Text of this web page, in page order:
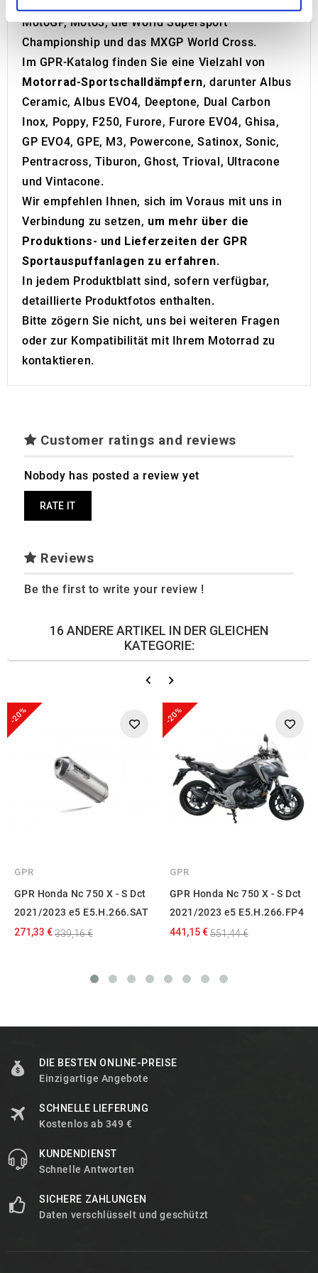
provide social media features and to analyse our traffic.
We also share information about your use of our site with
our social media, advertising and analytics partners who
may combine it with other information that you’ve
provided to them or that they’ve collected from your use
of their services.
MotoGP, Moto3, die World Supersport
Championship und das MXGP World Cross.
Im GPR-Katalog finden Sie eine Vielzahl von
Motorrad-Sportschalldämpfern, darunter Albus
Ceramic, Albus EVO4, Deeptone, Dual Carbon
Inox, Poppy, F250, Furore, Furore EVO4, Ghisa,
GP EVO4, GPE, M3, Powercone, Satinox, Sonic,
Pentracross, Tiburon, Ghost, Trioval, Ultracone
und Vintacone.
Wir empfehlen Ihnen, sich im Voraus mit uns in
Verbindung zu setzen, um mehr über die
Produktions- und Lieferzeiten der GPR
Sportauspuffanlagen zu erfahren.
In jedem Produktblatt sind, sofern verfügbar,
detaillierte Produktfotos enthalten.
Bitte zögern Sie nicht, uns bei weiteren Fragen
oder zur Kompatibilität mit Ihrem Motorrad zu
kontaktieren.
Customer ratings and reviews
Nobody has posted a review yet
RATE IT
Reviews
Be the first to write your review !
16 ANDERE ARTIKEL IN DER GLEICHEN
KATEGORIE:
-20%
GPR
GPR Honda Nc 750 X - S Dct
2021/2023 e5 E5.H.266.SAT
271,33 €339,16 €
-20%
GPR
GPR Honda Nc 750 X - S Dct
2021/2023 e5 E5.H.266.FP4
441,15 €551,44 €
DIE BESTEN ONLINE-PREISE
Einzigartige Angebote
SCHNELLE LIEFERUNG
Kostenlos ab 349 €
KUNDENDIENST
Schnelle Antworten
SICHERE ZAHLUNGEN
Daten verschlüsselt und geschützt